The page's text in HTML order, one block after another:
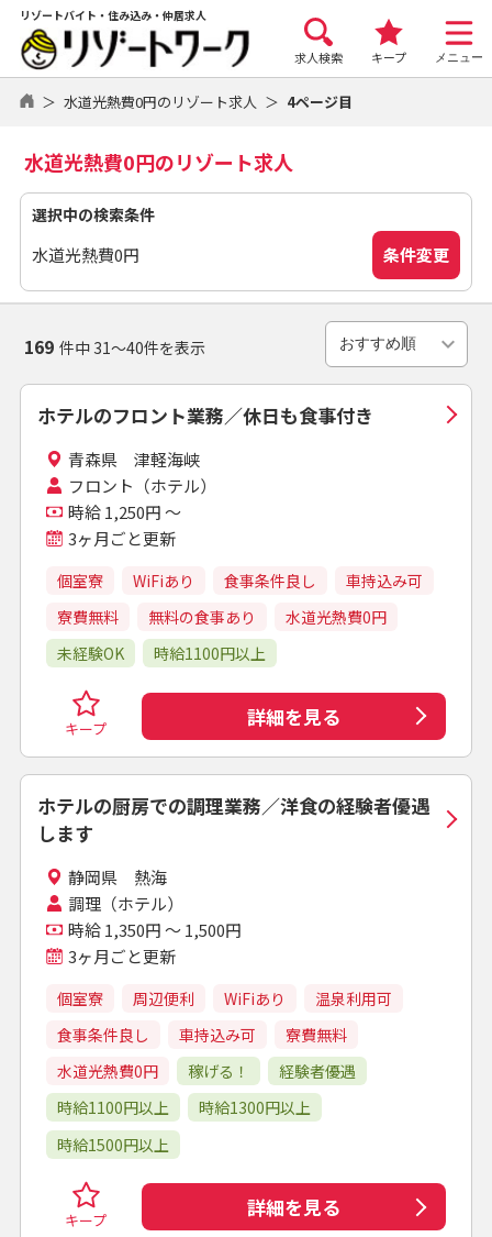
リゾートバイト・住み込み・仲居求人
求人検索 キープ メニュー
水道光熱費0円のリゾート求人 4ページ目
水道光熱費0円のリゾート求人
選択中の検索条件
水道光熱費0円 条件変更
169 件中 31～40件を表示
ホテルのフロント業務／休日も食事付き
青森県 津軽海峡
フロント（ホテル）
時給 1,250円 ～
3ヶ月ごと更新
個室寮 WiFiあり 食事条件良し
車持込み可
寮費無料
無料の食事あり
水道光熱費0円
未経験OK
時給1100円以上
キープ 詳細を見る
ホテルの厨房での調理業務／洋食の経験者優遇
します
静岡県 熱海
調理（ホテル）
時給 1,350円 ～ 1,500円
3ヶ月ごと更新
個室寮 周辺便利 WiFiあり
温泉利用可
食事条件良し
車持込み可
寮費無料
水道光熱費0円
稼げる！
経験者優遇
時給1100円以上
時給1300円以上
時給1500円以上
キープ 詳細を見る